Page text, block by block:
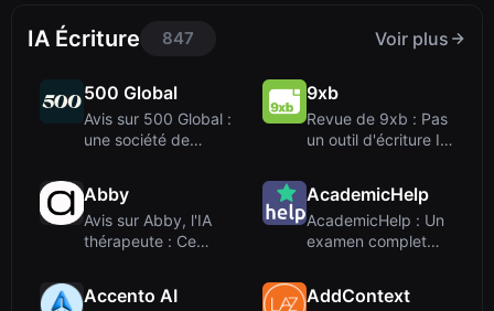
IA Écriture 847 Voir plus
500 Global
Avis sur 500 Global :
une société de
9xb
Revue de 9xb : Pas
un outil d'écriture IA,
Abby
Avis sur Abby, l'IA
thérapeute : Ce
AcademicHelp
AcademicHelp : Un
examen complet
Accento AI AddContext